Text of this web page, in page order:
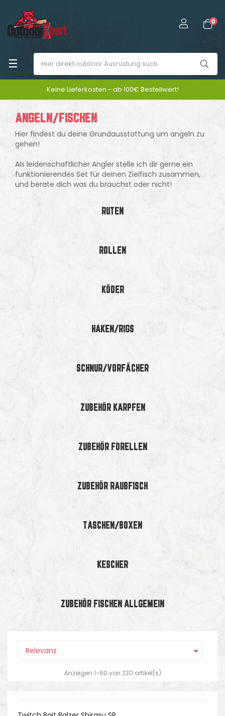
Umschalten
☰
0
Keine Lieferkosten - ab 100€ Bestellwert!
ANGELN/FISCHEN
Hier findest du deine Grundausstattung um angeln zu
gehen!
Als leidenschaftlicher Angler stelle ich dir gerne ein
funktionierendes Set für deinen Zielfisch zusammen,
und berate dich was du brauchst oder nicht!
RUTEN
ROLLEN
KÖDER
HAKEN/RIGS
SCHNUR/VORFÄCHER
ZUBEHÖR KARPFEN
ZUBEHÖR FORELLEN
ZUBEHÖR RAUBFISCH
TASCHEN/BOXEN
KESCHER
ZUBEHÖR FISCHEN ALLGEMEIN
Relevanz 
Anzeigen 1-60 von 230 artikel(s)